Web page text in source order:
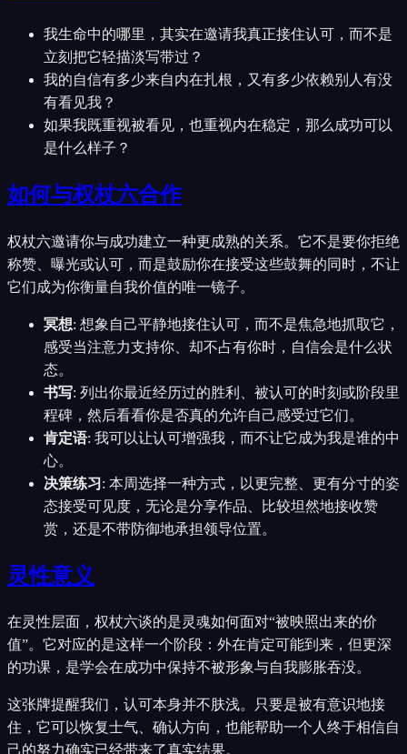
我生命中的哪里，其实在邀请我真正接住认可，而不是
立刻把它轻描淡写带过？
我的自信有多少来自内在扎根，又有多少依赖别人有没
有看见我？
如果我既重视被看见，也重视内在稳定，那么成功可以
是什么样子？
如何与权杖六合作
权杖六邀请你与成功建立一种更成熟的关系。它不是要你拒绝
称赞、曝光或认可，而是鼓励你在接受这些鼓舞的同时，不让
它们成为你衡量自我价值的唯一镜子。
冥想: 想象自己平静地接住认可，而不是焦急地抓取它，
感受当注意力支持你、却不占有你时，自信会是什么状
态。
书写: 列出你最近经历过的胜利、被认可的时刻或阶段里
程碑，然后看看你是否真的允许自己感受过它们。
肯定语: 我可以让认可增强我，而不让它成为我是谁的中
心。
决策练习 : 本周选择一种方式，以更完整、更有分寸的姿
态接受可见度，无论是分享作品、比较坦然地接收赞
赏，还是不带防御地承担领导位置。
灵性意义
在灵性层面，权杖六谈的是灵魂如何面对“被映照出来的价
值”。它对应的是这样一个阶段：外在肯定可能到来，但更深
的功课，是学会在成功中保持不被形象与自我膨胀吞没。
这张牌提醒我们，认可本身并不肤浅。只要是被有意识地接
住，它可以恢复士气、确认方向，也能帮助一个人终于相信自
己的努力确实已经带来了真实结果。